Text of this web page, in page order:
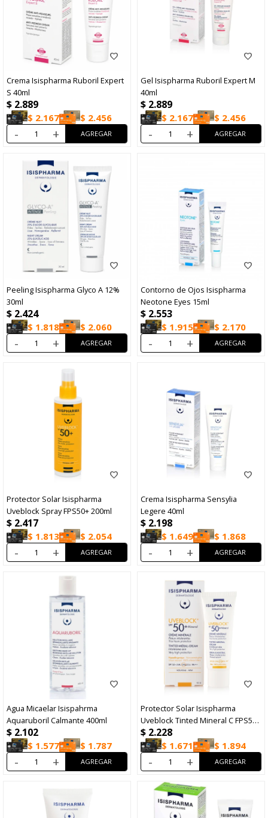
Crema Isispharma Ruboril Expert
S 40ml
$ 2.889
$ 2.167 $ 2.456
- +
Gel Isispharma Ruboril Expert M
40ml
$ 2.889
$ 2.167 $ 2.456
- +
Peeling Isispharma Glyco A 12%
30ml
$ 2.424
$ 1.818 $ 2.060
- +
Contorno de Ojos Isispharma
Neotone Eyes 15ml
$ 2.553
$ 1.915 $ 2.170
- +
Protector Solar Isispharma
Uveblock Spray FPS50+ 200ml
$ 2.417
$ 1.813 $ 2.054
- +
Crema Isispharma Sensylia
Legere 40ml
$ 2.198
$ 1.649 $ 1.868
- +
Agua Micaelar Isispahrma
Aquaruboril Calmante 400ml
$ 2.102
$ 1.577 $ 1.787
- +
Protector Solar Isispharma
Uveblock Tinted Mineral C FPS50
40ml
$ 2.228
$ 1.671 $ 1.894
- +